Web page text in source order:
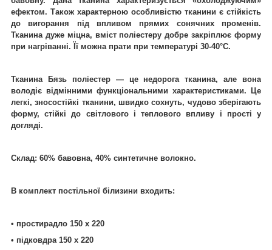
ефектом. Також характерною особливістю тканини є стійкість
до вигорання під впливом прямих сонячних променів.
Тканина дуже міцна, вміст поліестеру добре закріплює форму
при нагріванні. Її можна прати при температурі 30-40°C.
Тканина Бязь поліестер ― це недорога тканина, але вона
володіє відмінними функціональними характеристиками. Це
легкі, зносостійкі тканини, швидко сохнуть, чудово зберігають
форму, стійкі до світлового і теплового впливу і прості у
догляді.
Склад: 60% бавовна, 40% синтетичне волокно.
В комплект постільної білизини входить:
• простирадло 150 х 220
• підковдра 150 х 220